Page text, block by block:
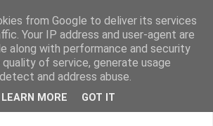
napi
from Google to deliver its services
Your IP address and user-agent are
along with performance and security
of service, generate usage
and address abuse.
LEARN MORE GOT IT